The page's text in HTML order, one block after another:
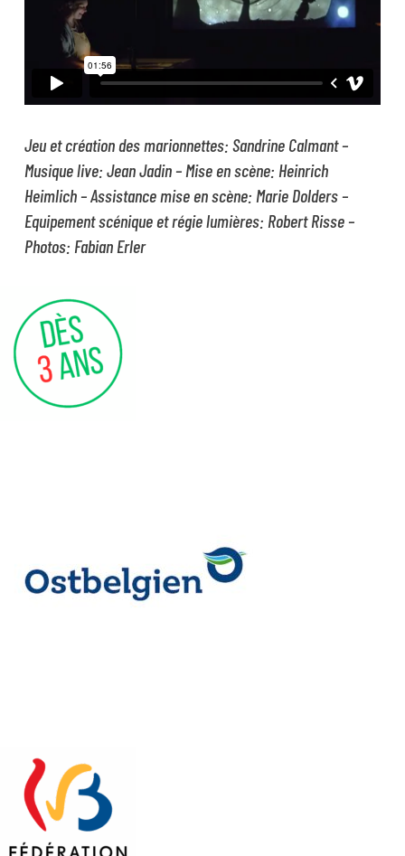
Jeu et création des marionnettes: Sandrine Calmant –
Musique live: Jean Jadin – Mise en scène: Heinrich
Heimlich – Assistance mise en scène: Marie Dolders –
Equipement scénique et régie lumières: Robert Risse –
Photos: Fabian Erler